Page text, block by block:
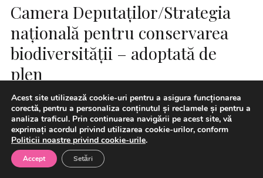
Camera Deputaţilor/Strategia
naţională pentru conservarea
biodiversităţii – adoptată de
plen
Acest site utilizează cookie-uri pentru a asigura funcționarea
corectă, pentru a personaliza conținutul și reclamele și pentru a
analiza traficul. Prin continuarea navigării pe acest site, vă
exprimați acordul privind utilizarea cookie-urilor, conform
Politicii noastre privind cookie-urile.
Accept Setări